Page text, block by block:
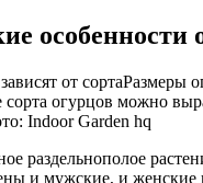
особенности
Размеры
сорта огурцов можно
Indoor Garden hq
раздельнополое
и мужские, и женские